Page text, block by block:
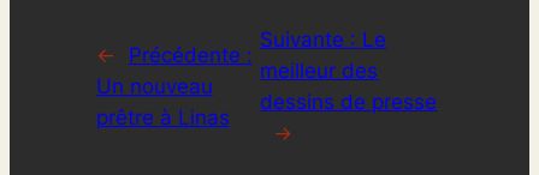
←
Précédente :
Un nouveau
prêtre à Linas
Suivante : Le
meilleur des
dessins de presse
→